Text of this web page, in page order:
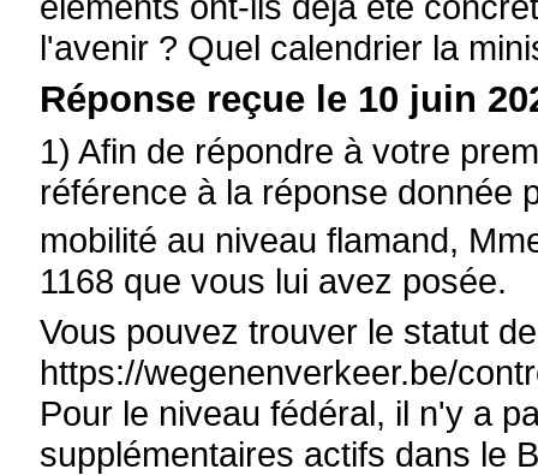
l'avenir ? Quel calendrier la
Réponse reçue le 10 juin
1) Afin de répondre à votre
référence à la réponse donnée
mobilité au niveau flamand,
1168 que vous lui avez posée.
Vous pouvez trouver le statut
https://wegenenverkeer.be/
Pour le niveau fédéral, il n'y a
supplémentaires actifs dans le